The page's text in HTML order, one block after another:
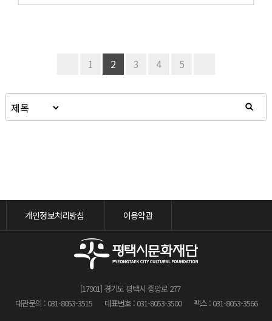
1 2 3 4 5
개인정보처리방침 이용약관
[17901] 경기도 평택시 중앙로 277
대관문의 : 031-8053-3515
대표번호 : 031-8053-3500 팩스 : 031-8053-3566